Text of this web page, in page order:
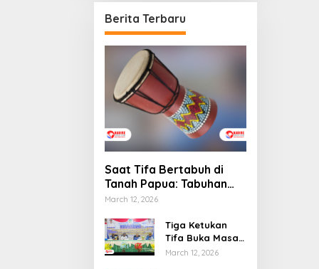
Berita Terbaru
Saat Tifa Bertabuh di
Tanah Papua: Tabuhan
Tradisi yang Menyatukan
Sosial
March 12, 2026
Tiga Ketukan
Tifa Buka Masa
Depan Dogiyai,
March 12, 2026